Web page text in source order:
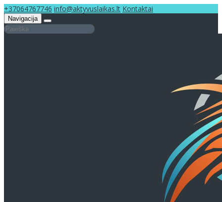
+37064767746 info@aktyvuslaikas.lt Kontaktai
Navigacija